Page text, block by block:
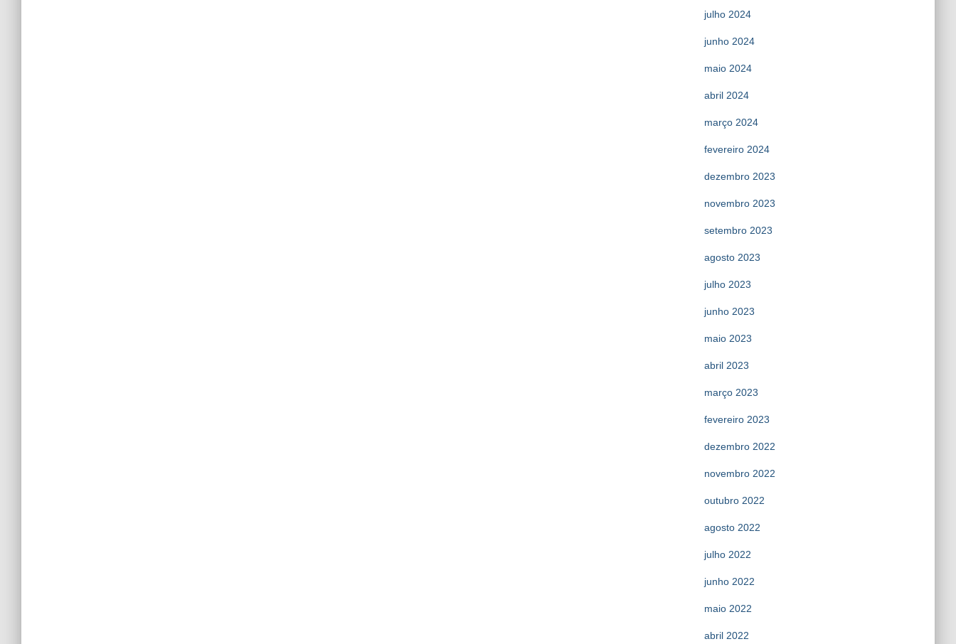
julho 2024
junho 2024
maio 2024
abril 2024
março 2024
fevereiro 2024
dezembro 2023
novembro 2023
setembro 2023
agosto 2023
julho 2023
junho 2023
maio 2023
abril 2023
março 2023
fevereiro 2023
dezembro 2022
novembro 2022
outubro 2022
agosto 2022
julho 2022
junho 2022
maio 2022
abril 2022